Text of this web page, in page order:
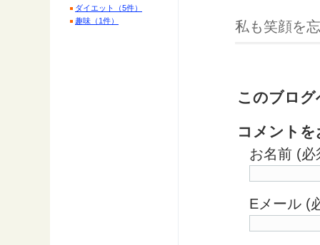
私も笑顔を
このブロ
コメント
お名前 (必
Eメール (
ダイエット（5件）
趣味（1件）